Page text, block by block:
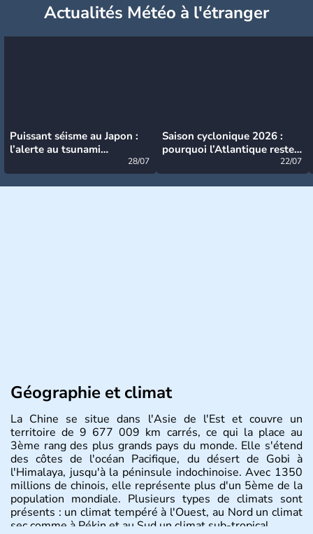
Actualités Météo à l'étranger
Puissant séisme au Japon :
l’alerte au tsunami
28/07
Saison cyclonique 2026 :
pourquoi l’Atlantique reste
22/07
Géographie et climat
La Chine se situe dans l'Asie de l'Est et couvre un
territoire de 9 677 009 km carrés, ce qui la place au
3ème rang des plus grands pays du monde. Elle s'étend
des côtes de l'océan Pacifique, du désert de Gobi à
l'Himalaya, jusqu'à la péninsule indochinoise. Avec 1350
millions de chinois, elle représente plus d'un 5ème de la
population mondiale. Plusieurs types de climats sont
présents : un climat tempéré à l'Ouest, au Nord un climat
sec comme à Pékin et au Sud un climat sub-tropical.